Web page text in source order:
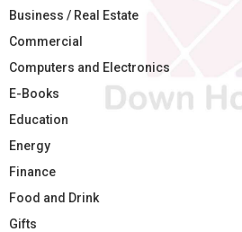
Business / Real Estate
Commercial
Computers and Electronics
E-Books
Education
Energy
Finance
Food and Drink
Gifts